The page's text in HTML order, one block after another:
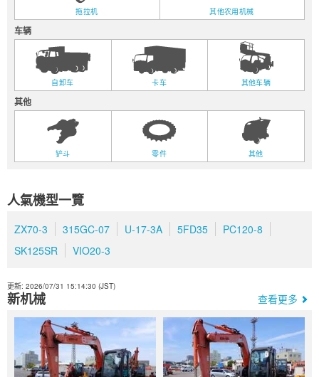
拖拉机 其他农用机械
车辆
自卸车 卡车 其他车辆
其他
铲斗 零件 其他
人氣機型一覽
ZX70-3 315GC-07 U-17-3A 5FD35
PC120-8
SK125SR
VIO20-3
新机械
更新: 2026/07/31 15:14:30 (JST)
查看更多